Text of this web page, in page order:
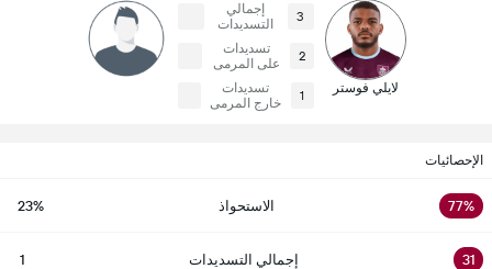
لايلي فوستر
3
إجمالي
التسديدات
2
تسديدات
على المرمى
1
تسديدات
خارج المرمى
الإحصائيات
77% الاستحواذ 23%
31 إجمالي التسديدات 1